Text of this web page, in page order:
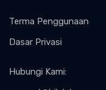
Terma Penggunaan
Dasar Privasi
Hubungi Kami: